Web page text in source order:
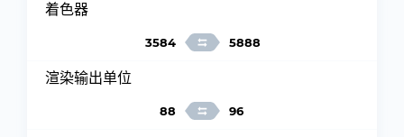
着色器
3584 5888
渲染输出单位
88 96